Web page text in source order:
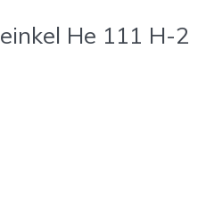
He 111 H-2